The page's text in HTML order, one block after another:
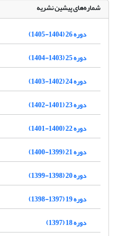
شماره‌های پیشین نشریه
دوره 26 (1404-1405)
دوره 25 (1403-1404)
دوره 24 (1402-1403)
دوره 23 (1401-1402)
دوره 22 (1400-1401)
دوره 21 (1399-1400)
دوره 20 (1398-1399)
دوره 19 (1397-1398)
دوره 18 (1397)